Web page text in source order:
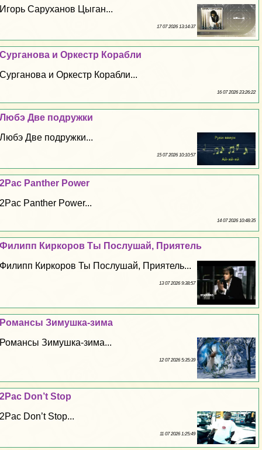
Игорь Саруханов Цыган...
17 07 2026 13:14:37
Сурганова и Оркестр Корабли
Сурганова и Оркестр Корабли...
16 07 2026 23:26:22
Любэ Две подружки
Любэ Две подружки...
15 07 2026 10:10:57
2Pac Panther Power
2Pac Panther Power...
14 07 2026 10:48:35
Филипп Киркоров Ты Послушай, Приятель
Филипп Киркоров Ты Послушай, Приятель...
13 07 2026 9:38:57
Романсы Зимушка-зима
Романсы Зимушка-зима...
12 07 2026 5:35:39
2Pac Don’t Stop
2Pac Don’t Stop...
11 07 2026 1:25:49